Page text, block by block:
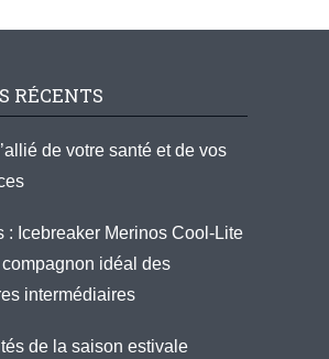
RÉCENTS
de votre santé et de vos
: Icebreaker Merinos Cool-Lite
idéal des
intermédiaires
de la saison estivale